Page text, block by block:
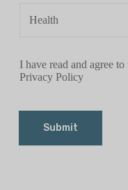
I have read and agree
Privacy Policy
Submit